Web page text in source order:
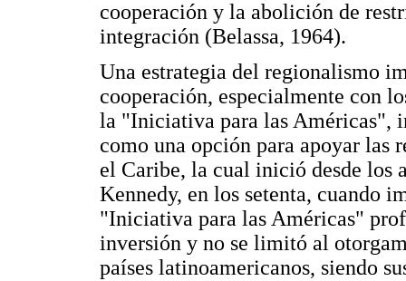
cooperación y la abolición de
integración (Belassa, 1964).
Una estrategia del regionalismo
cooperación, especialmente con
la "Iniciativa para las Américas",
como una opción para apoyar las
el Caribe, la cual inició desde los
Kennedy, en los setenta, cuando
"Iniciativa para las Américas"
inversión y no se limitó al
países latinoamericanos, siendo